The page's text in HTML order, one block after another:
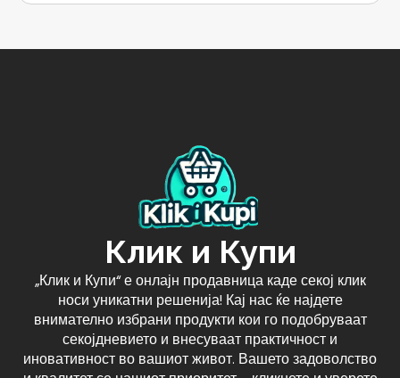
Клик и Купи
„Клик и Купи“ е онлајн продавница каде секој клик
носи уникатни решенија! Кај нас ќе најдете
внимателно избрани продукти кои го подобруваат
секојдневието и внесуваат практичност и
иновативност во вашиот живот. Вашето задоволство